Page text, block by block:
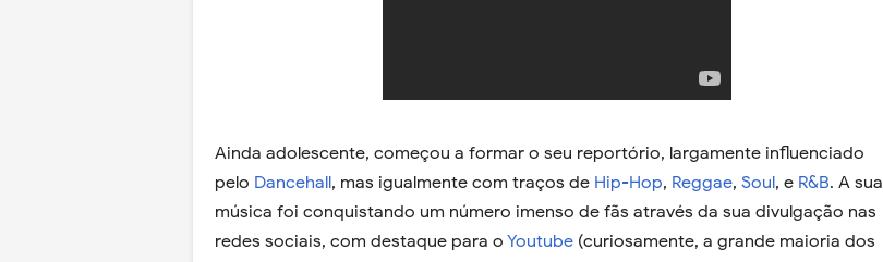
Ainda adolescente, começou a formar o seu reportório, largamente influenciado
pelo Dancehall, mas igualmente com traços de Hip-Hop, Reggae, Soul, e R&B. A sua
música foi conquistando um número imenso de fãs através da sua divulgação nas
redes sociais, com destaque para o Youtube (curiosamente, a grande maioria dos